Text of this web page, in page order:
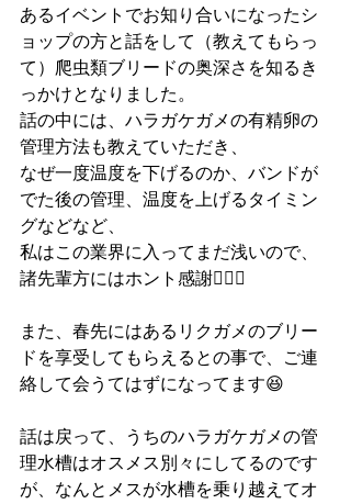
あるイベントでお知り合いになったシ
ョップの方と話をして（教えてもらっ
て）爬虫類ブリードの奥深さを知るき
っかけとなりました。
話の中には、ハラガケガメの有精卵の
管理方法も教えていただき、
なぜ一度温度を下げるのか、バンドが
でた後の管理、温度を上げるタイミン
グなどなど、
私はこの業界に入ってまだ浅いので、
諸先輩方にはホント感謝🙇🏻‍♂️
また、春先にはあるリクガメのブリー
ドを享受してもらえるとの事で、ご連
絡して会うてはずになってます😆
話は戻って、うちのハラガケガメの管
理水槽はオスメス別々にしてるのです
が、なんとメスが水槽を乗り越えてオ